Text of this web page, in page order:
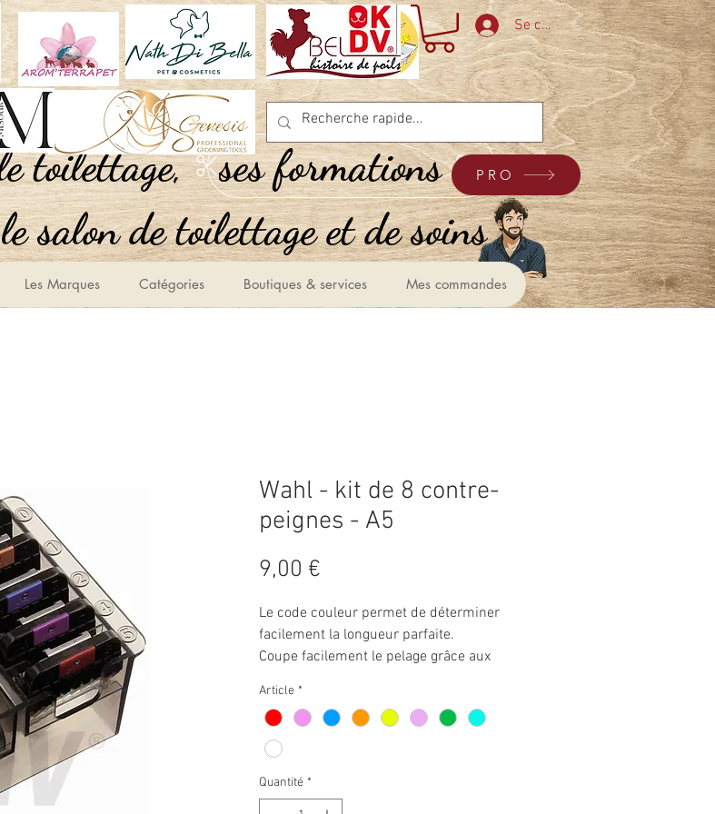
Se connecter
,Tout pour le toilettage
ses formations
le salon de toilettage et de soins &
Les Marques Catégories Boutiques & services Mes commandes
PRO
Wahl - kit de 8 contre-
peignes - A5
9,00 €
Le code couleur permet de déterminer
facilement la longueur parfaite.
Coupe facilement le pelage grâce aux
sa forme que les peignes à fixation en
plastique.
Ajustement sécurisé - s'enclenche sur
Cet accessoire peigne en métal convient
Article *
Quantité *